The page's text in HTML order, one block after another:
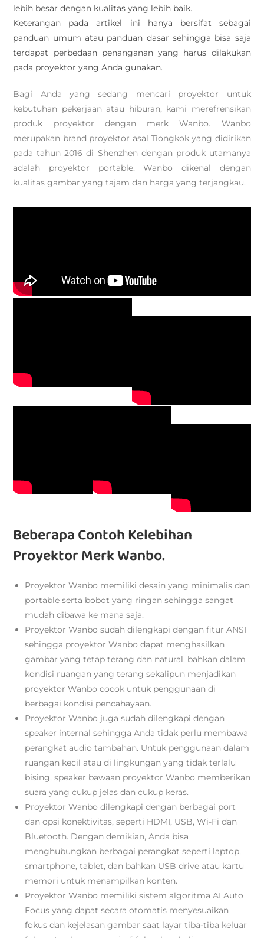
lebih besar dengan kualitas yang lebih baik.
Keterangan pada artikel ini hanya bersifat sebagai
panduan umum atau panduan dasar sehingga bisa saja
terdapat perbedaan penanganan yang harus dilakukan
pada proyektor yang Anda gunakan.
Bagi Anda yang sedang mencari proyektor untuk
kebutuhan pekerjaan atau hiburan, kami merefrensikan
produk proyektor dengan merk Wanbo. Wanbo
merupakan brand proyektor asal Tiongkok yang didirikan
pada tahun 2016 di Shenzhen dengan produk utamanya
adalah proyektor portable. Wanbo dikenal dengan
kualitas gambar yang tajam dan harga yang terjangkau.
Beberapa Contoh Kelebihan
Proyektor Merk Wanbo.
Proyektor Wanbo memiliki desain yang minimalis dan
portable serta bobot yang ringan sehingga sangat
mudah dibawa ke mana saja.
Proyektor Wanbo sudah dilengkapi dengan fitur ANSI
sehingga proyektor Wanbo dapat menghasilkan
gambar yang tetap terang dan natural, bahkan dalam
kondisi ruangan yang terang sekalipun menjadikan
proyektor Wanbo cocok untuk penggunaan di
berbagai kondisi pencahayaan.
Proyektor Wanbo juga sudah dilengkapi dengan
speaker internal sehingga Anda tidak perlu membawa
perangkat audio tambahan. Untuk penggunaan dalam
ruangan kecil atau di lingkungan yang tidak terlalu
bising, speaker bawaan proyektor Wanbo memberikan
suara yang cukup jelas dan cukup keras.
Proyektor Wanbo dilengkapi dengan berbagai port
dan opsi konektivitas, seperti HDMI, USB, Wi-Fi dan
Bluetooth. Dengan demikian, Anda bisa
menghubungkan berbagai perangkat seperti laptop,
smartphone, tablet, dan bahkan USB drive atau kartu
memori untuk menampilkan konten.
Proyektor Wanbo memiliki sistem algoritma AI Auto
Focus yang dapat secara otomatis menyesuaikan
fokus dan kejelasan gambarsaat layar tiba-tiba keluar